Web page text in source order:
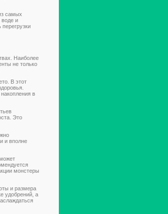
самых
воде и
Наиболее
не только
В этот
в
Это
и вполне
монстеры
и размера
удобрений, а